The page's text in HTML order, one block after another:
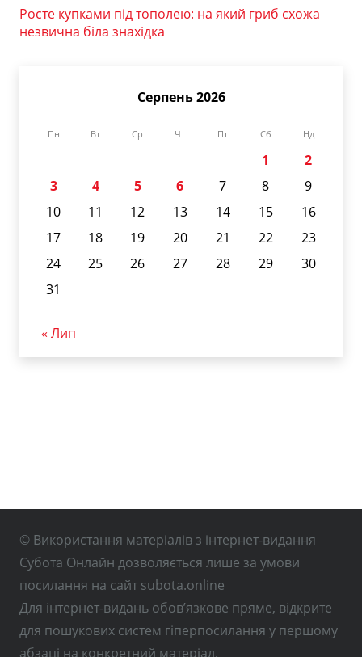
Росте купками під тополею: на який гриб схожа
незвична біла знахідка
Серпень 2026
Пн Вт Ср Чт Пт Сб Нд
1
2
3
4 5 6 7 8
9
10
11 12 13 14 15
16
17
18 19 20 21 22
23
24
25 26 27 28 29
30
31
« Лип
© Використання матеріалів з інтернет-видання
Субота Онлайн дозволяється лише за умови
посилання на сайт subota.online
Для інтернет-видань обов’язкове пряме, відкрите
для пошукових систем гіперпосилання у першому
абзаці на конкретний матеріал.